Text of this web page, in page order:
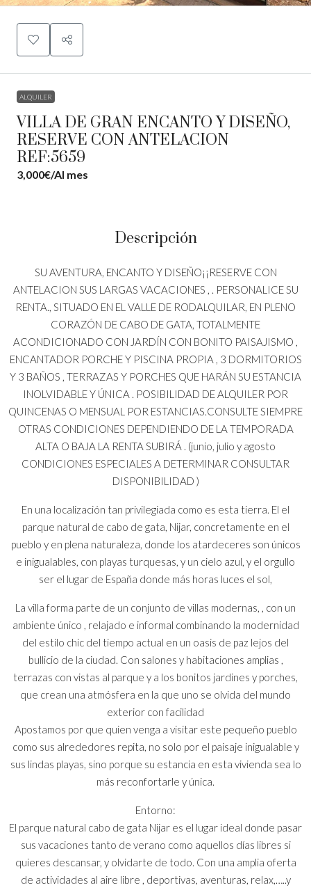
ALQUILER
VILLA DE GRAN ENCANTO Y DISEÑO,
RESERVE CON ANTELACION
REF:5659
3,000€/Al mes
Descripción
SU AVENTURA, ENCANTO Y DISEÑO¡¡RESERVE CON
ANTELACION SUS LARGAS VACACIONES , . PERSONALICE SU
RENTA., SITUADO EN EL VALLE DE RODALQUILAR, EN PLENO
CORAZÓN DE CABO DE GATA, TOTALMENTE
ACONDICIONADO CON JARDÍN CON BONITO PAISAJISMO ,
ENCANTADOR PORCHE Y PISCINA PROPIA , 3 DORMITORIOS
Y 3 BAÑOS , TERRAZAS Y PORCHES QUE HARÁN SU ESTANCIA
INOLVIDABLE Y ÚNICA . POSIBILIDAD DE ALQUILER POR
QUINCENAS O MENSUAL POR ESTANCIAS.CONSULTE SIEMPRE
OTRAS CONDICIONES DEPENDIENDO DE LA TEMPORADA
ALTA O BAJA LA RENTA SUBIRÁ . (junio, julio y agosto
CONDICIONES ESPECIALES A DETERMINAR CONSULTAR
DISPONIBILIDAD )
En una localización tan privilegiada como es esta tierra. El el
parque natural de cabo de gata, Nijar, concretamente en el
pueblo y en plena naturaleza, donde los atardeceres son únicos
e inigualables, con playas turquesas, y un cielo azul, y el orgullo
ser el lugar de España donde más horas luces el sol,
La villa forma parte de un conjunto de villas modernas, , con un
ambiente único , relajado e informal combinando la modernidad
del estilo chic del tiempo actual en un oasis de paz lejos del
bullicio de la ciudad. Con salones y habitaciones amplias ,
terrazas con vistas al parque y a los bonitos jardines y porches,
que crean una atmósfera en la que uno se olvida del mundo
exterior con facilidad
Apostamos por que quien venga a visitar este pequeño pueblo
como sus alrededores repita, no solo por el paisaje inigualable y
sus lindas playas, sino porque su estancia en esta vivienda sea lo
más reconfortarle y única.
Entorno:
El parque natural cabo de gata Nijar es el lugar ideal donde pasar
sus vacaciones tanto de verano como aquellos días libres si
quieres descansar, y olvidarte de todo. Con una amplia oferta
de actividades al aire libre , deportivas, aventuras, relax,…..y